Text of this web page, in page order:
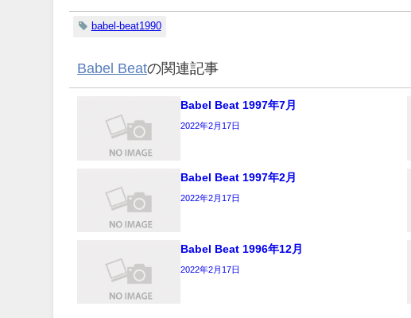
babel-beat1990
Babel Beatの関連記事
Babel Beat 1997年7月
2022年2月17日
Babel Beat 1997年2月
2022年2月17日
Babel Beat 1996年12月
2022年2月17日